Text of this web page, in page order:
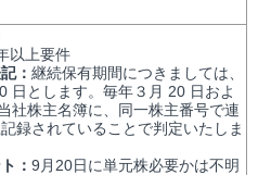
以上要件
： 継続保有期間につきましては、
日とします。毎年３月 20 日およ
社株主名簿に、同一株主番号で連
録されていることで判定いたしま
： 9月20日に単元株必要かは不明